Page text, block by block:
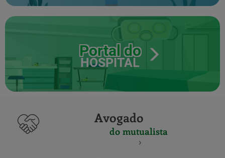
Portal do
HOSPITAL
Avogado
do mutualista